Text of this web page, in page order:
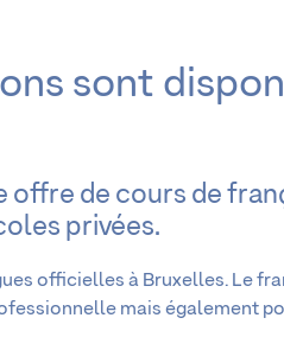
sont
offre de cours de
privées.
officielles à Bruxelles. Le
mais également